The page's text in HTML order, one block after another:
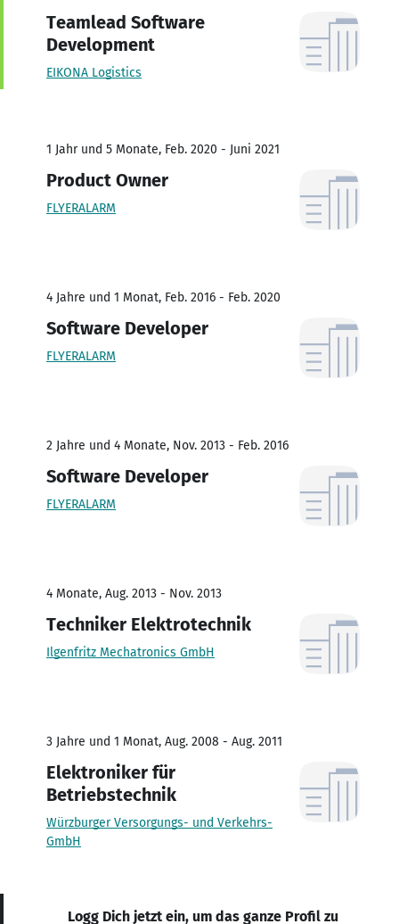
Teamlead Software
Development
EIKONA Logistics
1 Jahr und 5 Monate, Feb. 2020 - Juni 2021
Product Owner
FLYERALARM
4 Jahre und 1 Monat, Feb. 2016 - Feb. 2020
Software Developer
FLYERALARM
2 Jahre und 4 Monate, Nov. 2013 - Feb. 2016
Software Developer
FLYERALARM
4 Monate, Aug. 2013 - Nov. 2013
Techniker Elektrotechnik
Ilgenfritz Mechatronics GmbH
3 Jahre und 1 Monat, Aug. 2008 - Aug. 2011
Elektroniker für
Betriebstechnik
Würzburger Versorgungs- und Verkehrs-
GmbH
Logg Dich jetzt ein, um das ganze Profil zu